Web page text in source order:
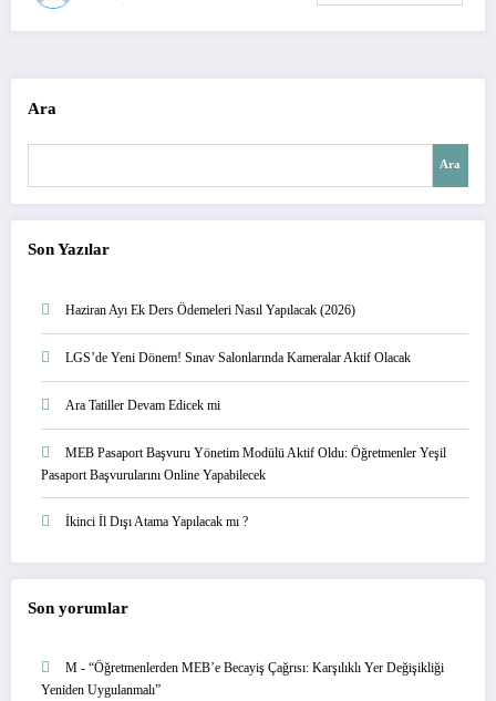
Ara
Ara
Son Yazılar
Haziran Ayı Ek Ders Ödemeleri Nasıl Yapılacak (2026)
LGS’de Yeni Dönem! Sınav Salonlarında Kameralar Aktif Olacak
Ara Tatiller Devam Edicek mi
MEB Pasaport Başvuru Yönetim Modülü Aktif Oldu: Öğretmenler Yeşil
Pasaport Başvurularını Online Yapabilecek
İkinci İl Dışı Atama Yapılacak mı ?
Son yorumlar
M - “Öğretmenlerden MEB’e Becayiş Çağrısı: Karşılıklı Yer Değişikliği
Yeniden Uygulanmalı”